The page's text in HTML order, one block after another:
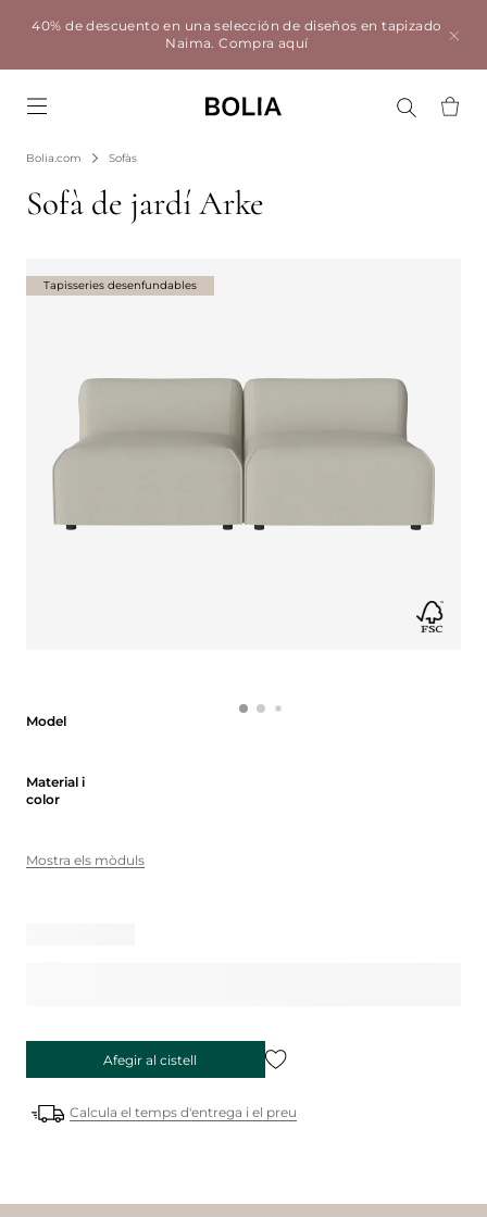
40% de descuento en una selección de diseños en tapizado
Naima.Compra aquí
Bolia.com Sofàs
Sofà de jardí Arke
Model
Material i
color
Mostra els mòduls
Afegir al cistell
Calcula el temps d'entrega i el preu
Tapisseries desenfundables